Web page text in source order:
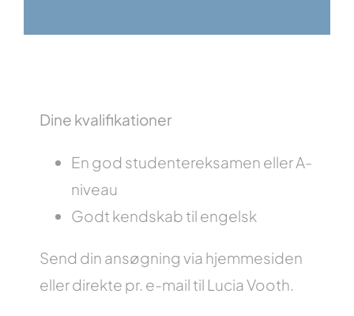
Dine kvalifikationer
En god studentereksamen eller A-
niveau
Godt kendskab til engelsk
Send din ansøgning via hjemmesiden
eller direkte pr. e-mail til Lucia Vooth.